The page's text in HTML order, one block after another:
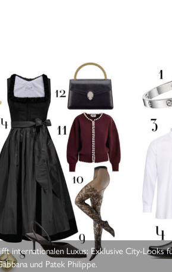
internationalen Luxus: Exklusive City-Looks
und Patek Philippe.